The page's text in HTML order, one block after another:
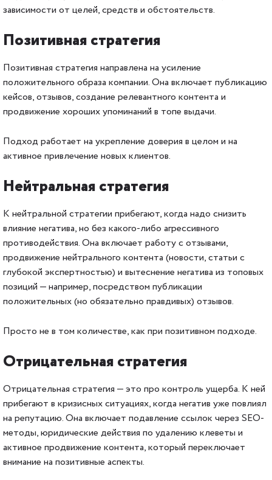
зависимости от целей, средств и обстоятельств.
Позитивная стратегия
Позитивная стратегия направлена на усиление
положительного образа компании. Она включает публикацию
кейсов, отзывов, создание релевантного контента и
продвижение хороших упоминаний в топе выдачи.
Подход работает на укрепление доверия в целом и на
активное привлечение новых клиентов.
Нейтральная стратегия
К нейтральной стратегии прибегают, когда надо снизить
влияние негатива, но без какого-либо агрессивного
противодействия. Она включает работу с отзывами,
продвижение нейтрального контента (новости, статьи с
глубокой экспертностью) и вытеснение негатива из топовых
позиций — например, посредством публикации
положительных (но обязательно правдивых) отзывов.
Просто не в том количестве, как при позитивном подходе.
Отрицательная стратегия
Отрицательная стратегия — это про контроль ущерба. К ней
прибегают в кризисных ситуациях, когда негатив уже повлиял
на репутацию. Она включает подавление ссылок через SEO-
методы, юридические действия по удалению клеветы и
активное продвижение контента, который переключает
внимание на позитивные аспекты.